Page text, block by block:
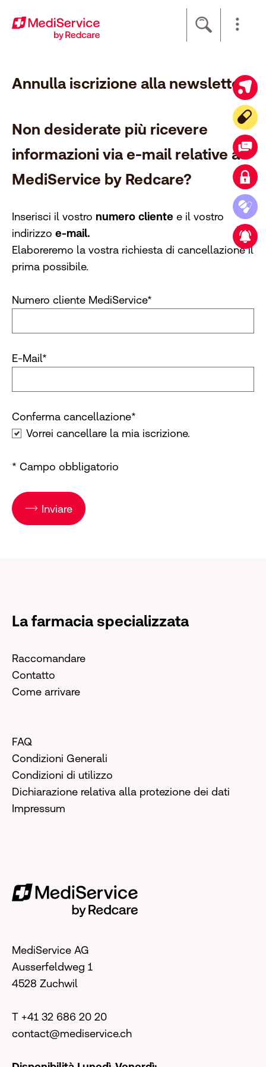
[Accesskey + 0]
Home
[Accesskey + 1]
Navigazione
[Accesskey + 2]
Contenuto
[Accesskey + 3]
Contatto
Mappa del sito
[Accesskey + 5]
Ricerca
[Accesskey + 6]
Impronta
Ampliamento della gamma nel negozio online
Il vostro compagno digitale
Contatto
Connexion client
Ordinare farmaci è semplicissimo
Nuova partnership strategica
Annulla iscrizione alla newsletter
Non desiderate più ricevere
informazioni via e-mail relative a
MediService by Redcare?
Inserisci il vostro numero cliente e il vostro
indirizzo e-mail.
Elaboreremo la vostra richiesta di cancellazione il
prima possibile.
Numero cliente MediService*
E-Mail*
Conferma cancellazione
Conferma cancellazione*
Vorrei cancellare la mia iscrizione.
* Campo obbligatorio
Inviare
La farmacia specializzata
Raccomandare
Contatto
Come arrivare
FAQ
Condizioni Generali
Condizioni di utilizzo
Dichiarazione relativa alla protezione dei dati
Impressum
MediService AG
Ausserfeldweg 1
4528 Zuchwil
T +41 32 686 20 20
contact@mediservice.ch